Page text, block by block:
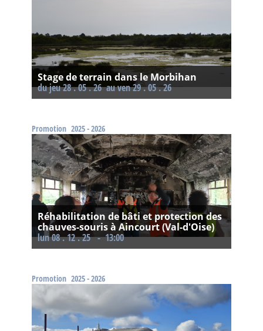
Stage de terrain dans le Morbihan
Du jeu 28 . 05 . 26
au ven 29 . 05 . 26
Promotion 2025 - 2026
Réhabilitation de bâti et protection des
chauves-souris à Aincourt (Val-d'Oise)
lun 08 . 12 . 25 - 13:00
Promotion 2025 - 2026